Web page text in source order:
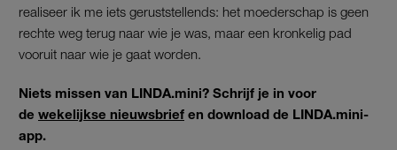
realiseer ik me iets geruststellends: het moederschap is geen
rechte weg terug naar wie je was, maar een kronkelig pad
vooruit naar wie je gaat worden.
Niets missen van LINDA.mini? Schrijf je in voor
de wekelijkse nieuwsbrief en download de LINDA.mini-
app.